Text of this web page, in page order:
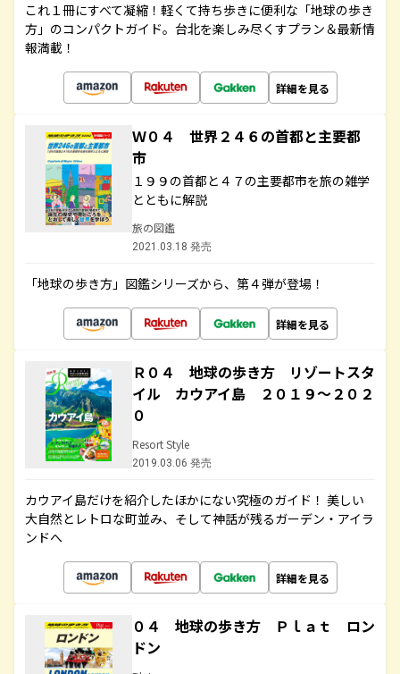
これ１冊にすべて凝縮！軽くて持ち歩きに便利な「地球の歩き
方」のコンパクトガイド。台北を楽しみ尽くすプラン＆最新情
報満載！
詳細を見る
Ｗ０４ 世界２４６の首都と主要都
市
１９９の首都と４７の主要都市を旅の雑学
とともに解説
旅の図鑑
2021.03.18 発売
「地球の歩き方」図鑑シリーズから、第４弾が登場！
詳細を見る
Ｒ０４ 地球の歩き方 リゾートスタ
イル カウアイ島 ２０１９～２０２
０
Resort Style
2019.03.06 発売
カウアイ島だけを紹介したほかにない究極のガイド！ 美しい
大自然とレトロな町並み、そして神話が残るガーデン・アイラ
ンドへ
詳細を見る
０４ 地球の歩き方 Ｐｌａｔ ロン
ドン